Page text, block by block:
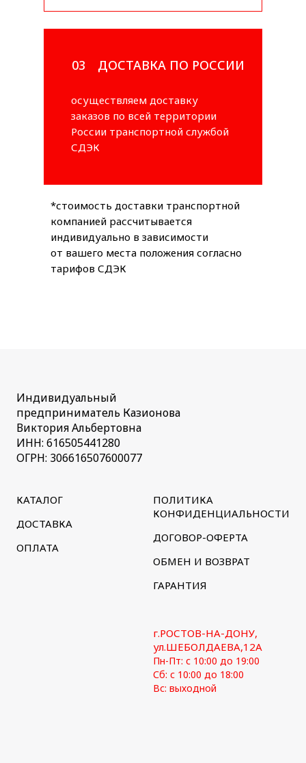
ДОСТАВКА ПО РОССИИ
03
осуществляем доставку
заказов по всей территории
России транспортной службой
СДЭК
*стоимость доставки транспортной
компанией рассчитывается
индивидуально в зависимости
от вашего места положения согласно
тарифов СДЭК
Индивидуальный
предприниматель Казионова
Виктория Альбертовна
ИНН: 616505441280
ОГРН: 306616507600077
КАТАЛОГ
ДОСТАВКА
ОПЛАТА
ПОЛИТИКА
КОНФИДЕНЦИАЛЬНОСТИ
ДОГОВОР-ОФЕРТА
ОБМЕН И ВОЗВРАТ
ГАРАНТИЯ
г.РОСТОВ-НА-ДОНУ,
ул.ШЕБОЛДАЕВА,12А
Пн-Пт: с 10:00 до 19:00
Сб: с 10:00 до 18:00
Вс: выходной